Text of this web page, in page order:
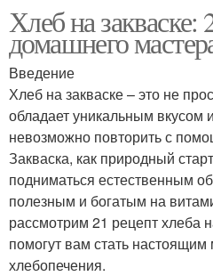
Хлеб на закваске:
домашнего
Введение
Хлеб на закваске – это не
обладает уникальным вкусом
невозможно повторить с
Закваска, как природный
подниматься естественным
полезным и богатым на
рассмотрим 21 рецепт хлеба
помогут вам стать
хлебопечения.